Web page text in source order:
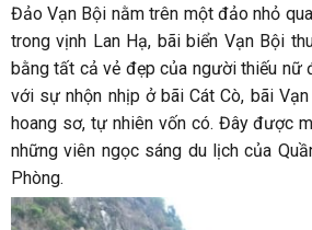
Đảo Vạn Bội nằm trên một đảo nhỏ
trong vịnh Lan Hạ, bãi biển Vạn Bội
bằng tất cả vẻ đẹp của người thiếu nữ
với sự nhộn nhịp ở bãi Cát Cò, bãi
hoang sơ, tự nhiên vốn có. Đây được
những viên ngọc sáng du lịch của
Phòng.